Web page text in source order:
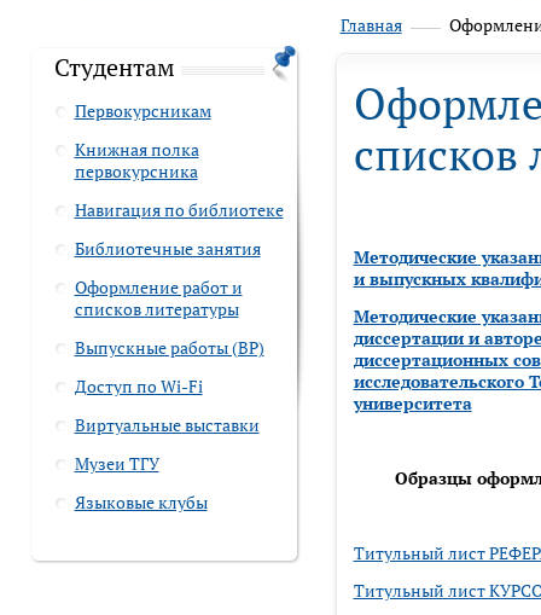
Студентам
Первокурсникам
Книжная полка
первокурсника
Навигация по библиотеке
Библиотечные занятия
Оформление работ и
списков литературы
Выпускные работы (ВР)
Доступ по Wi-Fi
Виртуальные выставки
Музеи ТГУ
Языковые клубы
Главная
списков
Методические
и выпускных
Методические
диссертации и
диссертационных
исследовательского
университета
Образцы
Титульный лист
Титульный лист